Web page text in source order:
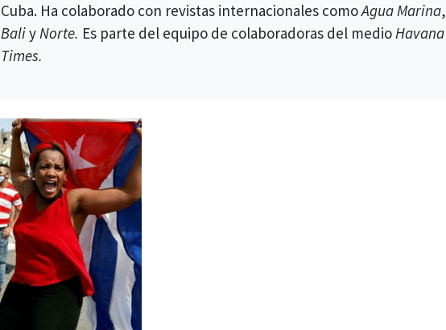
Cuba. Ha colaborado con revistas internacionales comoAgua Marina,
BaliyNorte. Es parte del equipo de colaboradoras del medioHavana
Times.